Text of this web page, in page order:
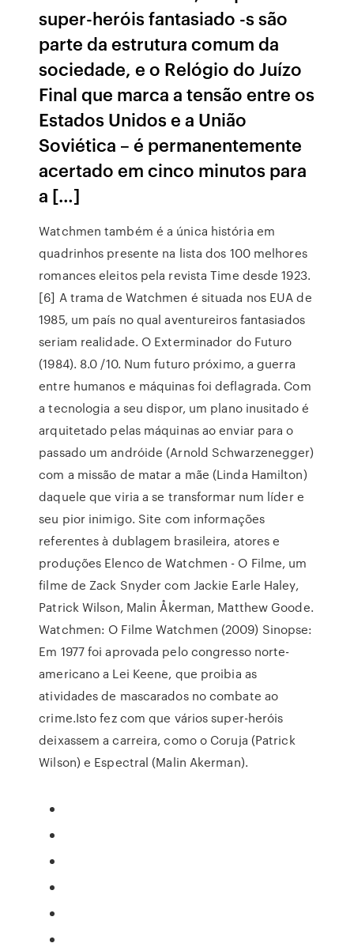
super-heróis fantasiado -s são
parte da estrutura comum da
sociedade, e o Relógio do Juízo
Final que marca a tensão entre os
Estados Unidos e a União
Soviética – é permanentemente
acertado em cinco minutos para
a […]
Watchmen também é a única história em
quadrinhos presente na lista dos 100 melhores
romances eleitos pela revista Time desde 1923.
[6] A trama de Watchmen é situada nos EUA de
1985, um país no qual aventureiros fantasiados
seriam realidade. O Exterminador do Futuro
(1984). 8.0 /10. Num futuro próximo, a guerra
entre humanos e máquinas foi deflagrada. Com
a tecnologia a seu dispor, um plano inusitado é
arquitetado pelas máquinas ao enviar para o
passado um andróide (Arnold Schwarzenegger)
com a missão de matar a mãe (Linda Hamilton)
daquele que viria a se transformar num líder e
seu pior inimigo. Site com informações
referentes à dublagem brasileira, atores e
produções Elenco de Watchmen - O Filme, um
filme de Zack Snyder com Jackie Earle Haley,
Patrick Wilson, Malin Åkerman, Matthew Goode.
Watchmen: O Filme Watchmen (2009) Sinopse:
Em 1977 foi aprovada pelo congresso norte-
americano a Lei Keene, que proibia as
atividades de mascarados no combate ao
crime.Isto fez com que vários super-heróis
deixassem a carreira, como o Coruja (Patrick
Wilson) e Espectral (Malin Akerman).